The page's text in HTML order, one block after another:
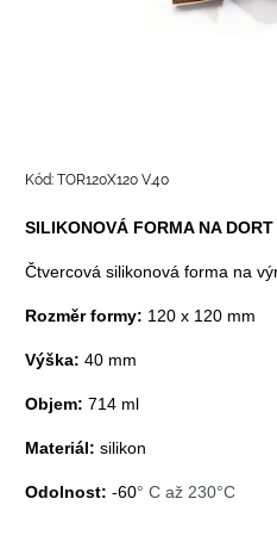
Kód: TOR120X120 V.40
SILIKONOVÁ FORMA NA
Čtvercová silikonová forma na
Rozměr formy: 120 x 120 mm
Výška: 40 mm
Objem: 714 ml
Materiál: silikon
Odolnost: -60° C až 230°C